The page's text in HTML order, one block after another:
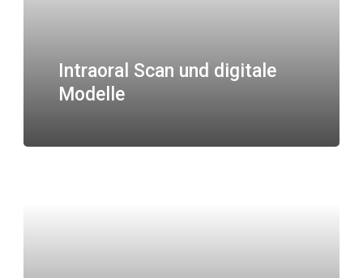
Intraoral Scan und digitale
Modelle